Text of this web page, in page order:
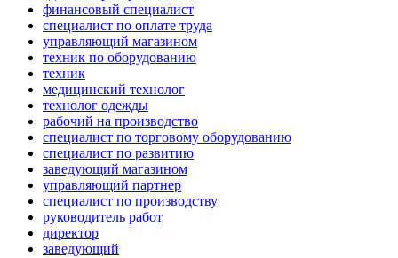
финансовый специалист
специалист по оплате труда
управляющий магазином
техник по оборудованию
техник
медицинский технолог
технолог одежды
рабочий на производство
специалист по торговому оборудованию
специалист по развитию
заведующий магазином
управляющий партнер
специалист по производству
руководитель работ
директор
заведующий